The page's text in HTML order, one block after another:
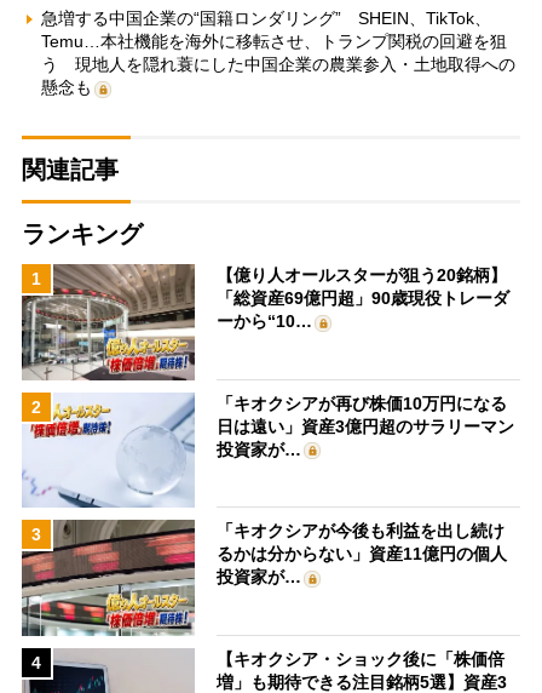
急増する中国企業の“国籍ロンダリング” SHEIN、TikTok、
Temu…本社機能を海外に移転させ、トランプ関税の回避を狙
う 現地人を隠れ蓑にした中国企業の農業参入・土地取得への
懸念も
関連記事
ランキング
1
【億り人オールスターが狙う20銘柄】
「総資産69億円超」90歳現役トレーダ
ーから“10…
2
「キオクシアが再び株価10万円になる
日は遠い」資産3億円超のサラリーマン
投資家が…
3
「キオクシアが今後も利益を出し続け
るかは分からない」資産11億円の個人
投資家が…
4
【キオクシア・ショック後に「株価倍
増」も期待できる注目銘柄5選】資産3